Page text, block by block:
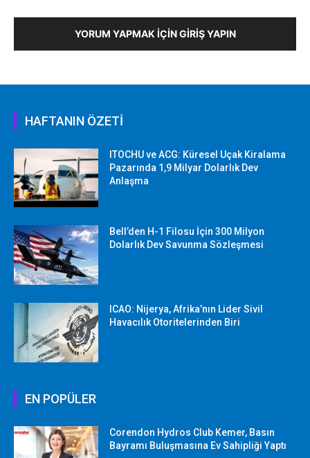
YORUM YAPMAK İÇIN GIRIŞ YAPIN
HAFTANIN ÖZETİ
ITOCHU ve ACG: Küresel Uçak Kiralama
Pazarında 1,9 Milyar Dolarlık Dev
Anlaşma
Bell’den H-1 Filosu İçin 300 Milyon
Dolarlık Dev Savunma Sözleşmesi
ICAO: Nijerya, Afrika’nın Lider Sivil
Havacılık Otoritelerinden Biri
EN POPÜLER
Corendon Hydros Club Kemer, Basın
Bayramı Buluşmasına Ev Sahipliği Yaptı